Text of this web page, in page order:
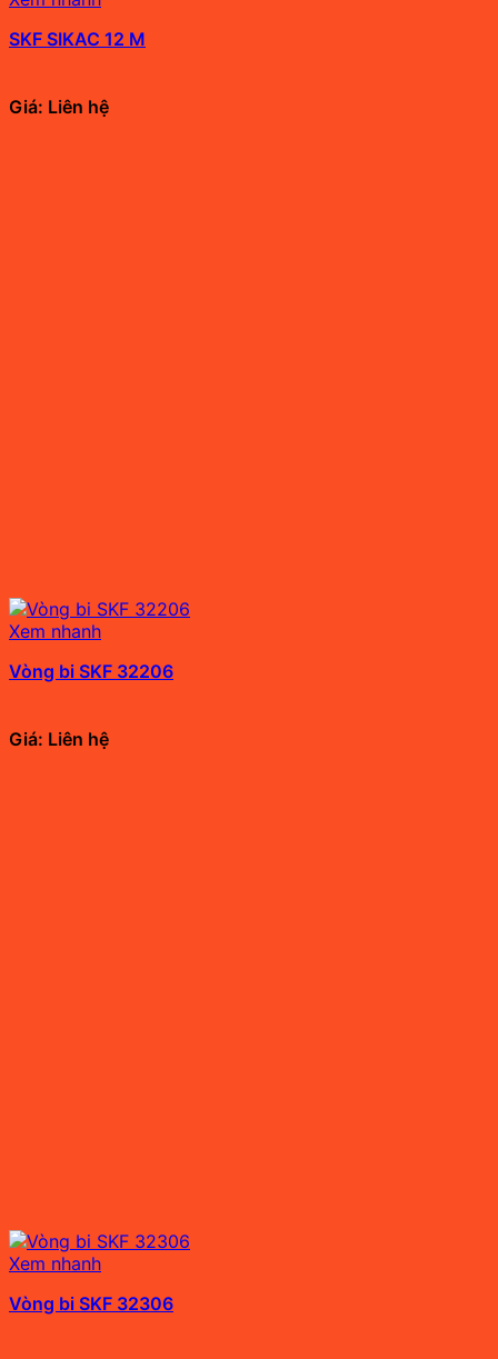
SKF SIKAC 12 M
Giá: Liên hệ
Xem nhanh
Vòng bi SKF 32206
Giá: Liên hệ
Xem nhanh
Vòng bi SKF 32306